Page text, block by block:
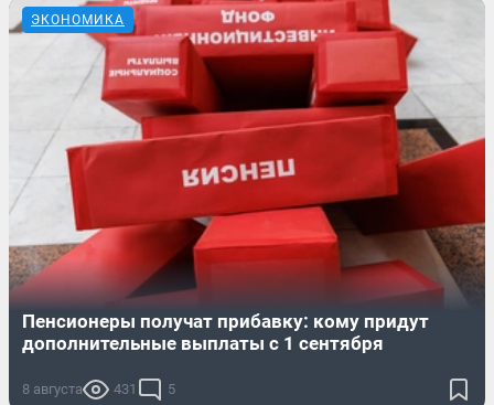
ЭКОНОМИКА
Пенсионеры получат прибавку: кому придут
дополнительные выплаты с 1 сентября
8 августа 431 5